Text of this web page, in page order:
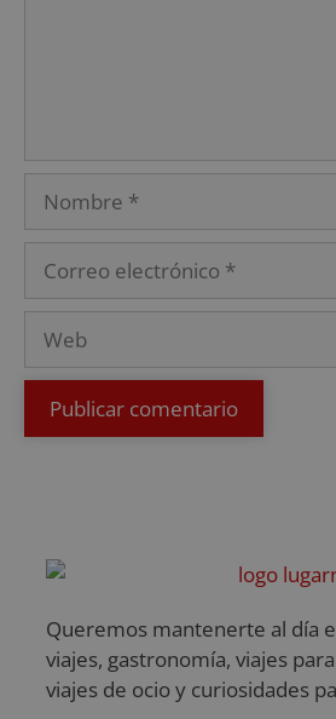
Queremos mantenerte al día
viajes, gastronomía, viajes
viajes de ocio y curiosidades